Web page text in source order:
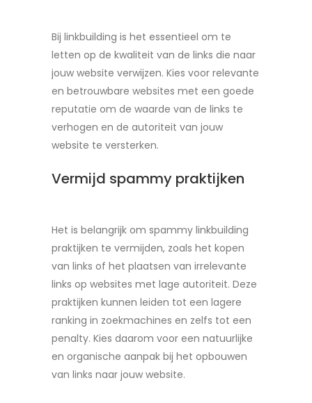
Bij linkbuilding is het essentieel om te
letten op de kwaliteit van de links die naar
jouw website verwijzen. Kies voor relevante
en betrouwbare websites met een goede
reputatie om de waarde van de links te
verhogen en de autoriteit van jouw
website te versterken.
Vermijd spammy praktijken
Het is belangrijk om spammy linkbuilding
praktijken te vermijden, zoals het kopen
van links of het plaatsen van irrelevante
links op websites met lage autoriteit. Deze
praktijken kunnen leiden tot een lagere
ranking in zoekmachines en zelfs tot een
penalty. Kies daarom voor een natuurlijke
en organische aanpak bij het opbouwen
van links naar jouw website.